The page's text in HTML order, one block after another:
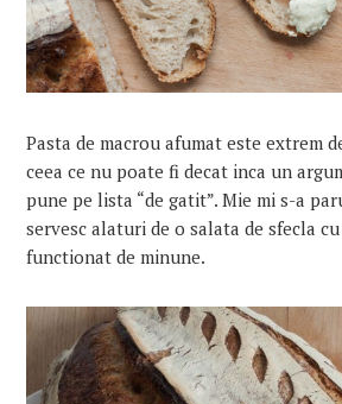
Pasta de macrou afumat este extrem
ceea ce nu poate fi decat inca un
pune pe lista “de gatit”. Mie mi s-a
servesc alaturi de o salata de sfecla
functionat de minune.